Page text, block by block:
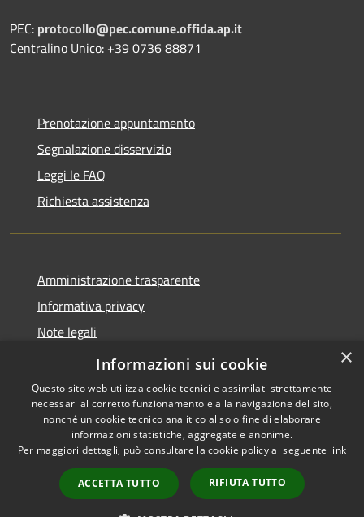
PEC: protocollo@pec.comune.offida.ap.it
Centralino Unico: +39 0736 88871
Prenotazione appuntamento
Segnalazione disservizio
Leggi le FAQ
Richiesta assistenza
Amministrazione trasparente
Informativa privacy
Note legali
Dichiarazione di accessibilità
Accessibilità
Copyright © 2026 • Comune di
Offida • Powered by
Municipium•
Accesso
redazione
×
Informazioni sui cookie
Questo sito web utilizza cookie tecnici e assimilati strettamente
necessari al corretto funzionamento e alla navigazione del sito,
nonché un cookie tecnico analitico al solo fine di elaborare
informazioni statistiche, aggregate e anonime.
Per maggiori dettagli, può consultare la cookie policy al seguente link
ACCETTA TUTTO RIFIUTA TUTTO